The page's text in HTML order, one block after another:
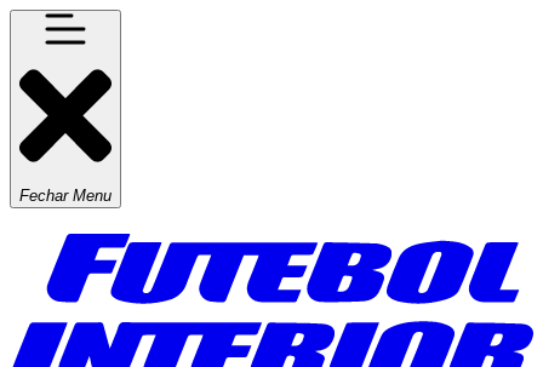
Fechar Menu